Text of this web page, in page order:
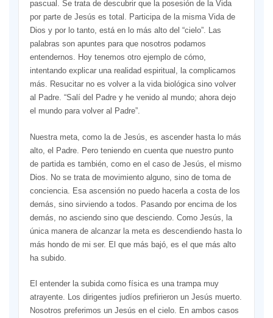
pascual. Se trata de descubrir que la posesión de la Vida
por parte de Jesús es total. Participa de la misma Vida de
Dios y por lo tanto, está en lo más alto del “cielo”. Las
palabras son apuntes para que nosotros podamos
entendernos. Hoy tenemos otro ejemplo de cómo,
intentando explicar una realidad espiritual, la complicamos
más. Resucitar no es volver a la vida biológica sino volver
al Padre. “Salí del Padre y he venido al mundo; ahora dejo
el mundo para volver al Padre”.
Nuestra meta, como la de Jesús, es ascender hasta lo más
alto, el Padre. Pero teniendo en cuenta que nuestro punto
de partida es también, como en el caso de Jesús, el mismo
Dios. No se trata de movimiento alguno, sino de toma de
conciencia. Esa ascensión no puedo hacerla a costa de los
demás, sino sirviendo a todos. Pasando por encima de los
demás, no asciendo sino que desciendo. Como Jesús, la
única manera de alcanzar la meta es descendiendo hasta lo
más hondo de mi ser. El que más bajó, es el que más alto
ha subido.
El entender la subida como física es una trampa muy
atrayente. Los dirigentes judíos prefirieron un Jesús muerto.
Nosotros preferimos un Jesús en el cielo. En ambos casos